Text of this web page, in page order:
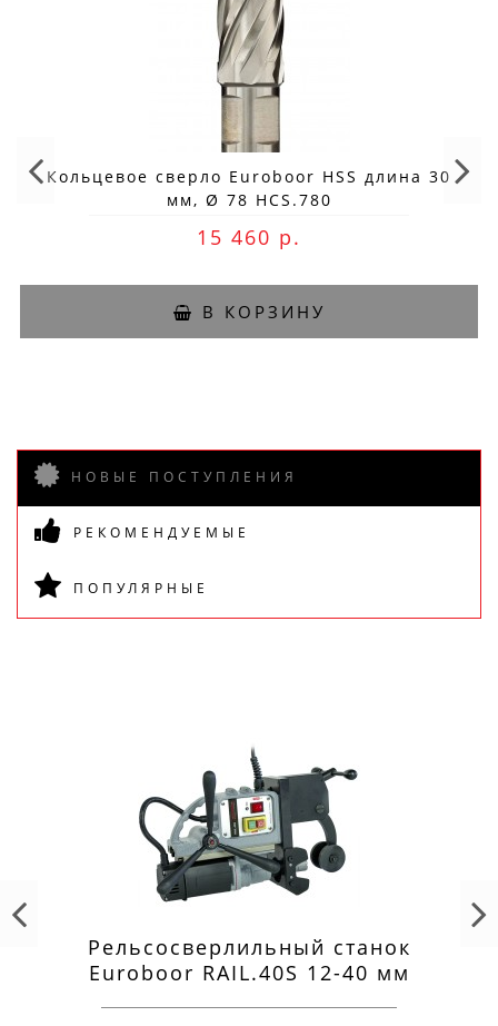
Кольцевое сверло Euroboor HSS длина 30
мм, Ø 78 HCS.780
15 460 р.
В КОРЗИНУ
НОВЫЕ ПОСТУПЛЕНИЯ
РЕКОМЕНДУЕМЫЕ
ПОПУЛЯРНЫЕ
Рельсосверлильный станок
Euroboor RAIL.40S 12-40 мм